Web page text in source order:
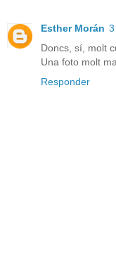
Esther Morán
Doncs, sí, molt
Una foto molt
Responder